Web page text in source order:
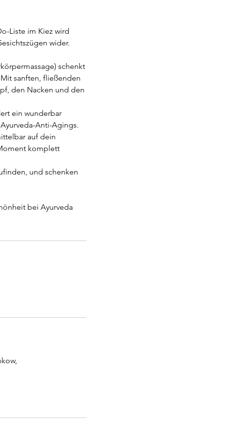
Liste im Kiez wird
wider.
schenkt
sanften, fließenden
den Nacken und den
ein wunderbar
Anti-Agings.
auf dein
komplett
und schenken
bei Ayurveda